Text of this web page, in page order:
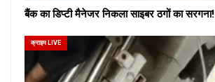
बैंक का डिप्टी मैनेजर निकला साइबर ठगों का सरगना!
क्राइम LIVE